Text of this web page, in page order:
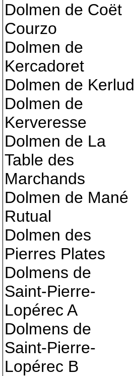
Dolmen de Coët
Courzo
Dolmen de
Kercadoret
Dolmen de Kerlud
Dolmen de
Kerveresse
Dolmen de La
Table des
Marchands
Dolmen de Mané
Rutual
Dolmen des
Pierres Plates
Dolmens de
Saint-Pierre-
Lopérec A
Dolmens de
Saint-Pierre-
Lopérec B